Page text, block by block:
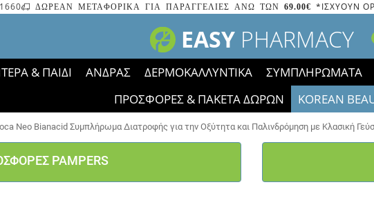
ΔΩΡΕΑΝ ΜΕΤΑΦΟΡΙΚΑ ΓΙΑ ΠΑΡΑΓΓΕΛΙΕΣ ΑΝΩ ΤΩΝ 69.00€ *ΙΣΧΥΟΥΝ
EASY PHARMACY
& ΠΑΙΔΙ ΑΝΔΡΑΣ ΔΕΡΜΟΚΑΛΛΥΝΤΙΚΑ ΣΥΜΠΛΗΡΩΜΑΤΑ
ΠΡΟΣΦΟΡΕΣ & ΠΑΚΕΤΑ ΔΩΡΩΝ
KOREAN
Bάσει ΦΕΚ 35935/2023 τα εικονίδια των εκπτώσεων έφυγαν, οι
Neo Bianacid Συμπλήρωμα Διατροφής για την Οξύτητα και Παλινδρόμηση με Κλασική
PAMPERS